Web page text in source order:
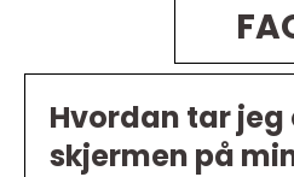
Hvordan tar jeg
skjermen på